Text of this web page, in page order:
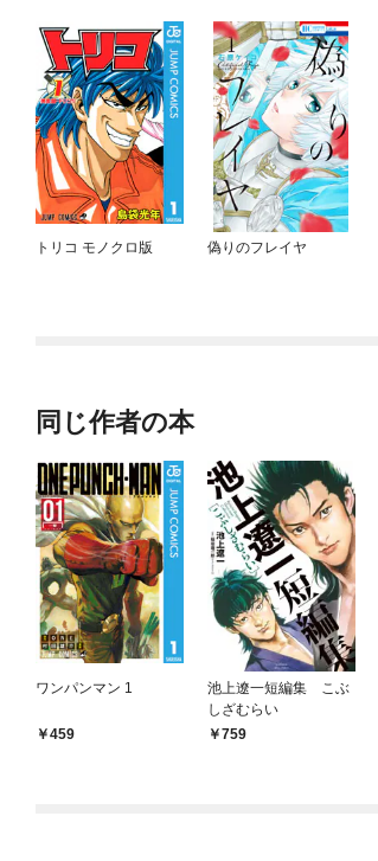
トリコ モノクロ版 偽りのフレイヤ
同じ作者の本
ワンパンマン 1
459
池上遼一短編集 こぶ
しざむらい
759